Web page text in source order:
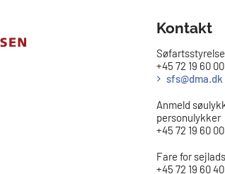
Kontakt
+45 72 19 60 00
sfs@dma.dk
Anmeld
personulykker
+45 72 19 60 00
Fare for
+45 72 19 60 40